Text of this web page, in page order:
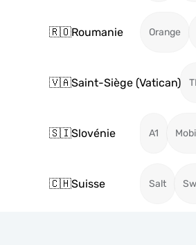
🇷🇴Roumanie Orange
🇻🇦Saint-Siège (Vatican)
🇸🇮Slovénie A1
🇨🇭Suisse Salt